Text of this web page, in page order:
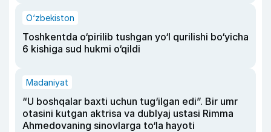
O‘zbekiston
Toshkentda o‘pirilib tushgan yo‘l qurilishi bo‘yicha
6 kishiga sud hukmi o‘qildi
Madaniyat
“U boshqalar baxti uchun tug‘ilgan edi”. Bir umr
otasini kutgan aktrisa va dublyaj ustasi Rimma
Ahmedovaning sinovlarga to‘la hayoti